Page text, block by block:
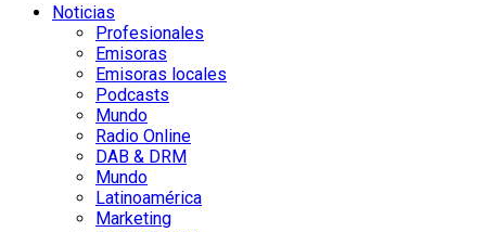
Noticias
Profesionales
Emisoras
Emisoras locales
Podcasts
Mundo
Radio Online
DAB & DRM
Mundo
Latinoamérica
Marketing